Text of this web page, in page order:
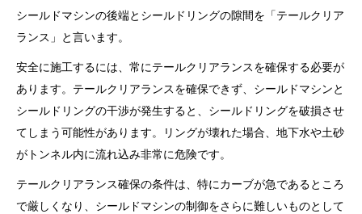
シールドマシンの後端とシールドリングの隙間を「テールクリア
ランス」と言います。
安全に施工するには、常にテールクリアランスを確保する必要が
あります。テールクリアランスを確保できず、シールドマシンと
シールドリングの干渉が発生すると、シールドリングを破損させ
てしまう可能性があります。リングが壊れた場合、地下水や土砂
がトンネル内に流れ込み非常に危険です。
テールクリアランス確保の条件は、特にカーブが急であるところ
で厳しくなり、シールドマシンの制御をさらに難しいものとして